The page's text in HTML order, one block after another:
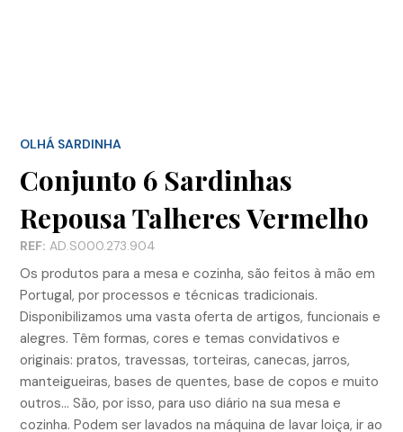
OLHÁ SARDINHA
Conjunto 6 Sardinhas
Repousa Talheres Vermelho
REF: AD.S000.273.904
Os produtos para a mesa e cozinha, são feitos à mão em
Portugal, por processos e técnicas tradicionais.
Disponibilizamos uma vasta oferta de artigos, funcionais e
alegres. Têm formas, cores e temas convidativos e
originais: pratos, travessas, torteiras, canecas, jarros,
manteigueiras, bases de quentes, base de copos e muito
outros… São, por isso, para uso diário na sua mesa e
cozinha. Podem ser lavados na máquina de lavar loiça, ir ao